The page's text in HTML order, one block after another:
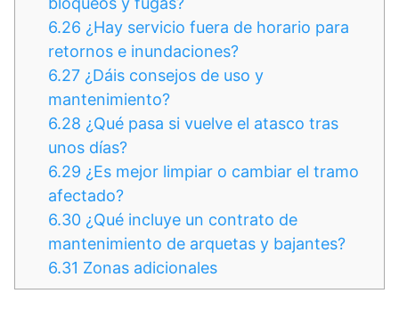
6.26 ¿Hay servicio fuera de horario para
retornos e inundaciones?
6.27 ¿Dáis consejos de uso y
mantenimiento?
6.28 ¿Qué pasa si vuelve el atasco tras
unos días?
6.29 ¿Es mejor limpiar o cambiar el tramo
afectado?
6.30 ¿Qué incluye un contrato de
mantenimiento de arquetas y bajantes?
6.31 Zonas adicionales